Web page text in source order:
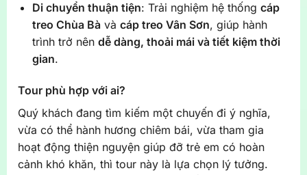
Di chuyển thuận tiện: Trải nghiệm hệ thống cáp
treo Chùa Bàvà cáp treo Vân Sơn, giúp hành
trình trở nên dễ dàng, thoải mái và tiết kiệm thời
gian.
Tour phù hợp với ai?
Quý khách đang tìm kiếm một chuyến đi ý nghĩa,
vừa có thể hành hương chiêm bái, vừa tham gia
hoạt động thiện nguyện giúp đỡ trẻ em có hoàn
cảnh khó khăn, thì tour này là lựa chọn lý tưởng.